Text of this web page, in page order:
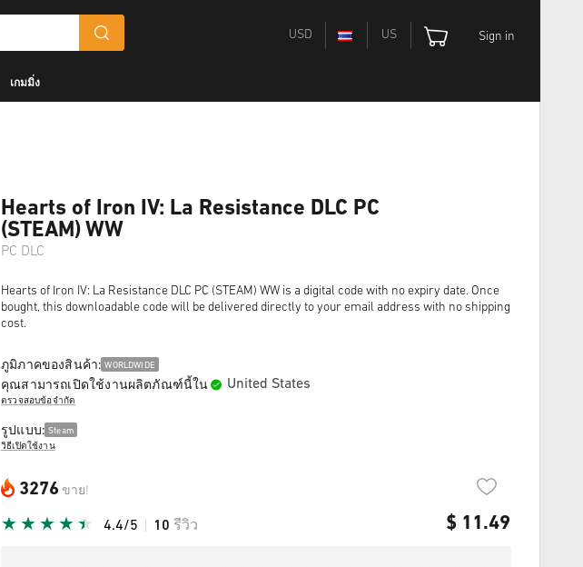
USD US Sign in
เกมมิ่ง
Hearts of Iron IV: La Resistance DLC PC
(STEAM) WW
PC DLC
Hearts of Iron IV: La Resistance DLC PC (STEAM) WW is a digital code with no expiry date. Once
bought, this downloadable code will be delivered directly to your email address with no shipping
cost.
ภูมิภาคของสินค้า: WORLDWIDE
คุณสามารถเปิดใช้งานผลิตภัณฑ์นี้ใน United States
ตรวจสอบข้อจำกัด
รูปแบบ: Steam
วิธีเปิดใช้งาน
3276 ขาย!
$ 11.49
4.4/5 10 รีวิว